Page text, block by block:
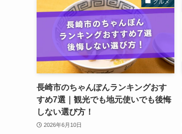
グルメ
長崎市のちゃんぽんランキングおす
すめ7選｜観光でも地元使いでも後悔
しない選び方！
2026年6月10日